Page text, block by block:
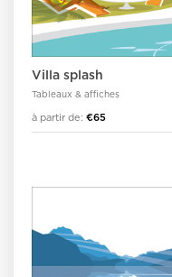
Villa splash
Tableaux & affiches
à partir de: €65